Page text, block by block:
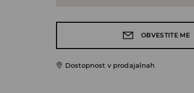
OBVESTITE ME
Dostopnost v prodajalnah